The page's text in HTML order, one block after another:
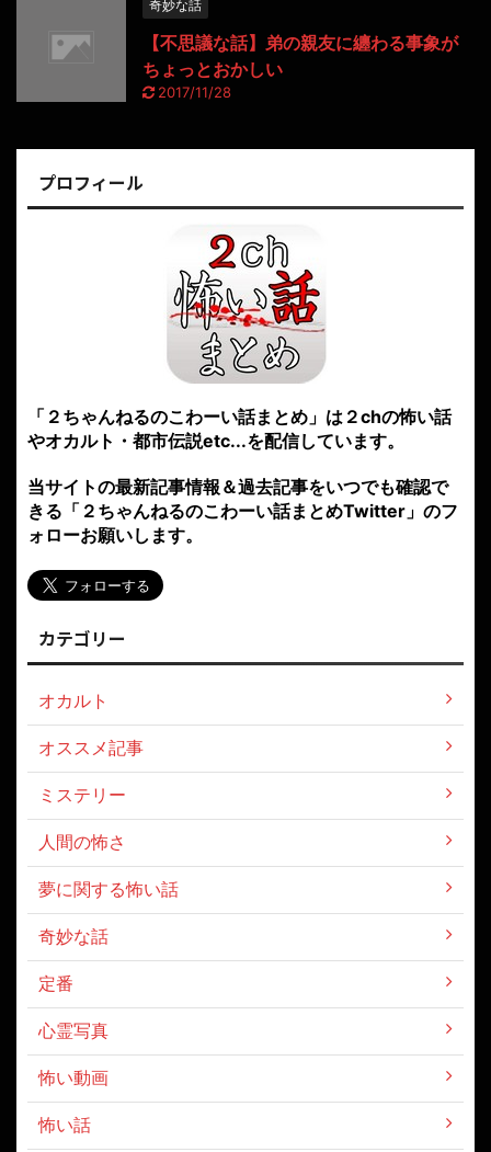
奇妙な話
【不思議な話】弟の親友に纏わる事象が
ちょっとおかしい
2017/11/28
プロフィール
「２ちゃんねるのこわーい話まとめ」は２chの怖い話
やオカルト・都市伝説etc...を配信しています。
当サイトの最新記事情報＆過去記事をいつでも確認で
きる「２ちゃんねるのこわーい話まとめTwitter」のフ
ォローお願いします。
カテゴリー
オカルト
オススメ記事
ミステリー
人間の怖さ
夢に関する怖い話
奇妙な話
定番
心霊写真
怖い動画
怖い話